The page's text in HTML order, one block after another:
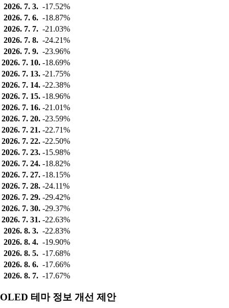
2026. 7. 3. -17.52%
2026. 7. 6. -18.87%
2026. 7. 7. -21.03%
2026. 7. 8. -24.21%
2026. 7. 9. -23.96%
2026. 7. 10. -18.69%
2026. 7. 13. -21.75%
2026. 7. 14. -22.38%
2026. 7. 15. -18.96%
2026. 7. 16. -21.01%
2026. 7. 20. -23.59%
2026. 7. 21. -22.71%
2026. 7. 22. -22.50%
2026. 7. 23. -15.98%
2026. 7. 24. -18.82%
2026. 7. 27. -18.15%
2026. 7. 28. -24.11%
2026. 7. 29. -29.42%
2026. 7. 30. -29.37%
2026. 7. 31. -22.63%
2026. 8. 3. -22.83%
2026. 8. 4. -19.90%
2026. 8. 5. -17.68%
2026. 8. 6. -17.66%
2026. 8. 7. -17.67%
OLED 테마 정보 개선 제안